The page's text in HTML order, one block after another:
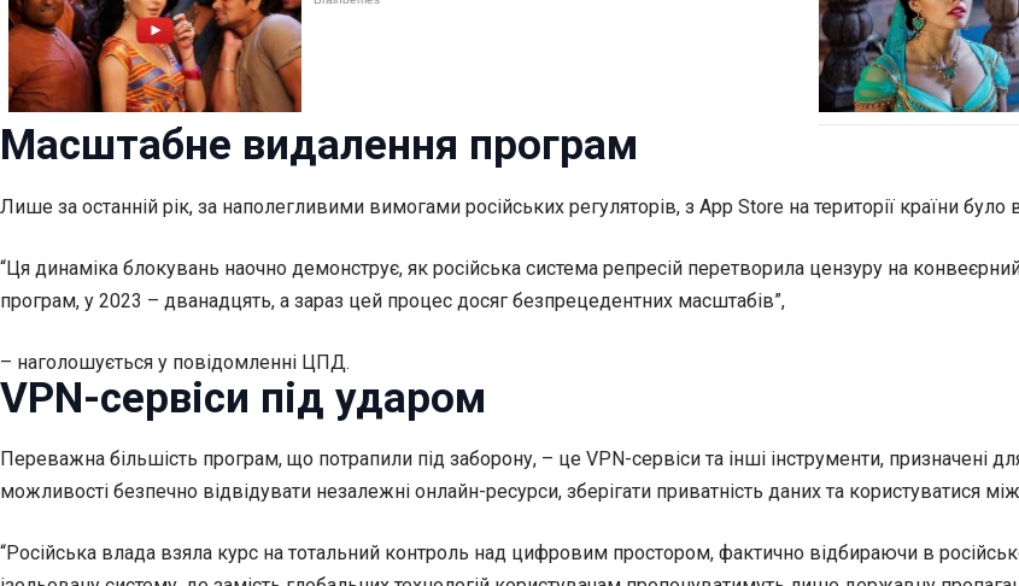
Масштабне видалення програм
Лише за останній рік, за наполегливими вимогами російських регуляторів, з App Store на території країни
“Ця динаміка блокувань наочно демонструє, як російська система репресій перетворила цензуру на
програм, у 2023 – дванадцять, а зараз цей процес досяг безпрецедентних масштабів”,
– наголошується у повідомленні ЦПД.
VPN-сервіси під ударом
Переважна більшість програм, що потрапили під заборону, – це VPN-сервіси та інші інструменти,
можливості безпечно відвідувати незалежні онлайн-ресурси, зберігати приватність даних та користуватися
“Російська влада взяла курс на тотальний контроль над цифровим простором, фактично відбираючи в